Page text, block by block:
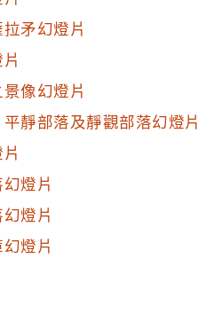
矛幻燈片
像幻燈片
靜部落及靜觀部落幻燈片
燈片
燈片
燈片